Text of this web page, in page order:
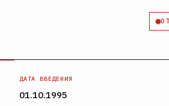
ДАТА ВВЕДЕНИЯ
01.10.1995